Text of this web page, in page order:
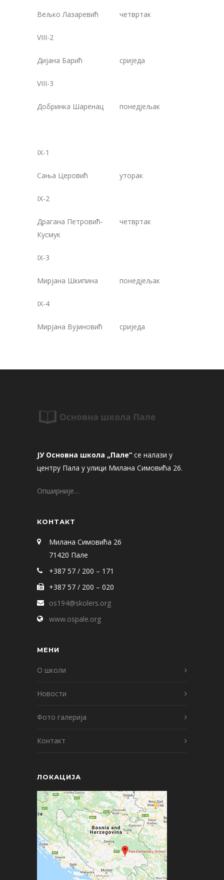
Вељко Лазаревић четвртак
VIII-2
Дијана Барић сриједа
VIII-3
Добринка Шаренац понедјељак
IX-1
Сања Церовић уторак
IX-2
Драгана Петровић-
Кусмук
четвртак
IX-3
Мирјана Шкипина понедјељак
IX-4
Мирјана Вујиновић сриједа
ЈУ Основна школа „Пале“ се налази у
центру Пала у улици Милана Симовића 26.
Опширније…
КОНТАКТ
Милана Симовића 26
71420 Пале
+387 57 / 200 – 171
+387 57 / 200 – 020
os194@skolers.org
www.ospale.org
МЕНИ
О школи
Новости
Фото галерија
Контакт
ЛОКАЦИЈА